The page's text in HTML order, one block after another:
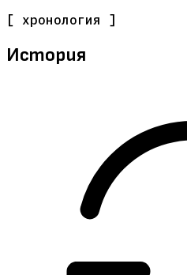
[ хронология ]
История